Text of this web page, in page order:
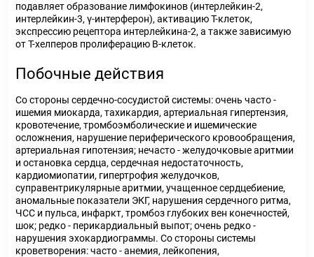
подавляет образование лимфокинов (интерлейкин-2,
интерлейкин-3, γ-интерферон), активацию Т-клеток,
экспрессию рецептора интерлейкина-2, а также зависимую
от Т-хелперов пролиферацию В-клеток.
Побочные действия
Со стороны сердечно-сосудистой системы: очень часто -
ишемия миокарда, тахикардия, артериальная гипертензия,
кровотечение, тромбоэмболические и ишемические
осложнения, нарушение периферического кровообращения,
артериальная гипотензия; нечасто - желудочковые аритмии
и остановка сердца, сердечная недостаточность,
кардиомиопатии, гипертрофия желудочков,
суправентрикулярные аритмии, учащенное сердцебиение,
аномальные показатели ЭКГ, нарушения сердечного ритма,
ЧСС и пульса, инфаркт, тромбоз глубоких вен конечностей,
шок; редко - перикардиальный выпот; очень редко -
нарушения эхокардиограммы. Со стороны системы
кроветворения: часто - анемия, лейкопения,